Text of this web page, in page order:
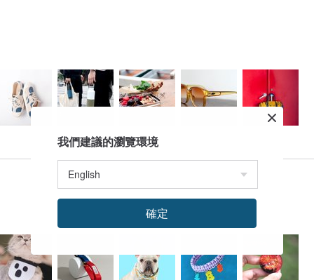
我們建議的瀏覽環境
確定